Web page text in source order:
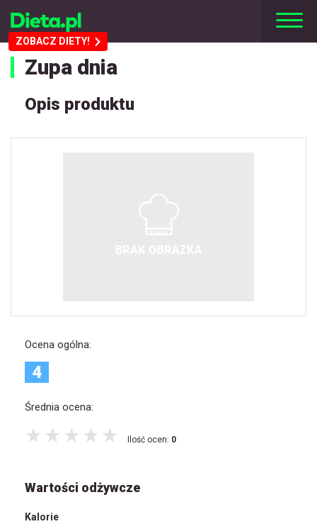
ZOBACZ DIETY!
Zupa dnia
Opis produktu
Ocena ogólna:
4
Średnia ocena:
Ilość ocen: 0
Wartości odżywcze
Kalorie